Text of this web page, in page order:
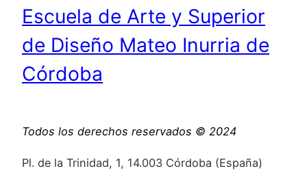
Escuela de Arte y Superior
de Diseño Mateo Inurria de
Córdoba
Todos los derechos reservados © 2024
Pl. de la Trinidad, 1, 14.003 Córdoba (España)